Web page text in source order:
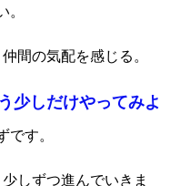
。
間の気配を感じる。
少しだけやってみよ
です。
しずつ進んでいきま